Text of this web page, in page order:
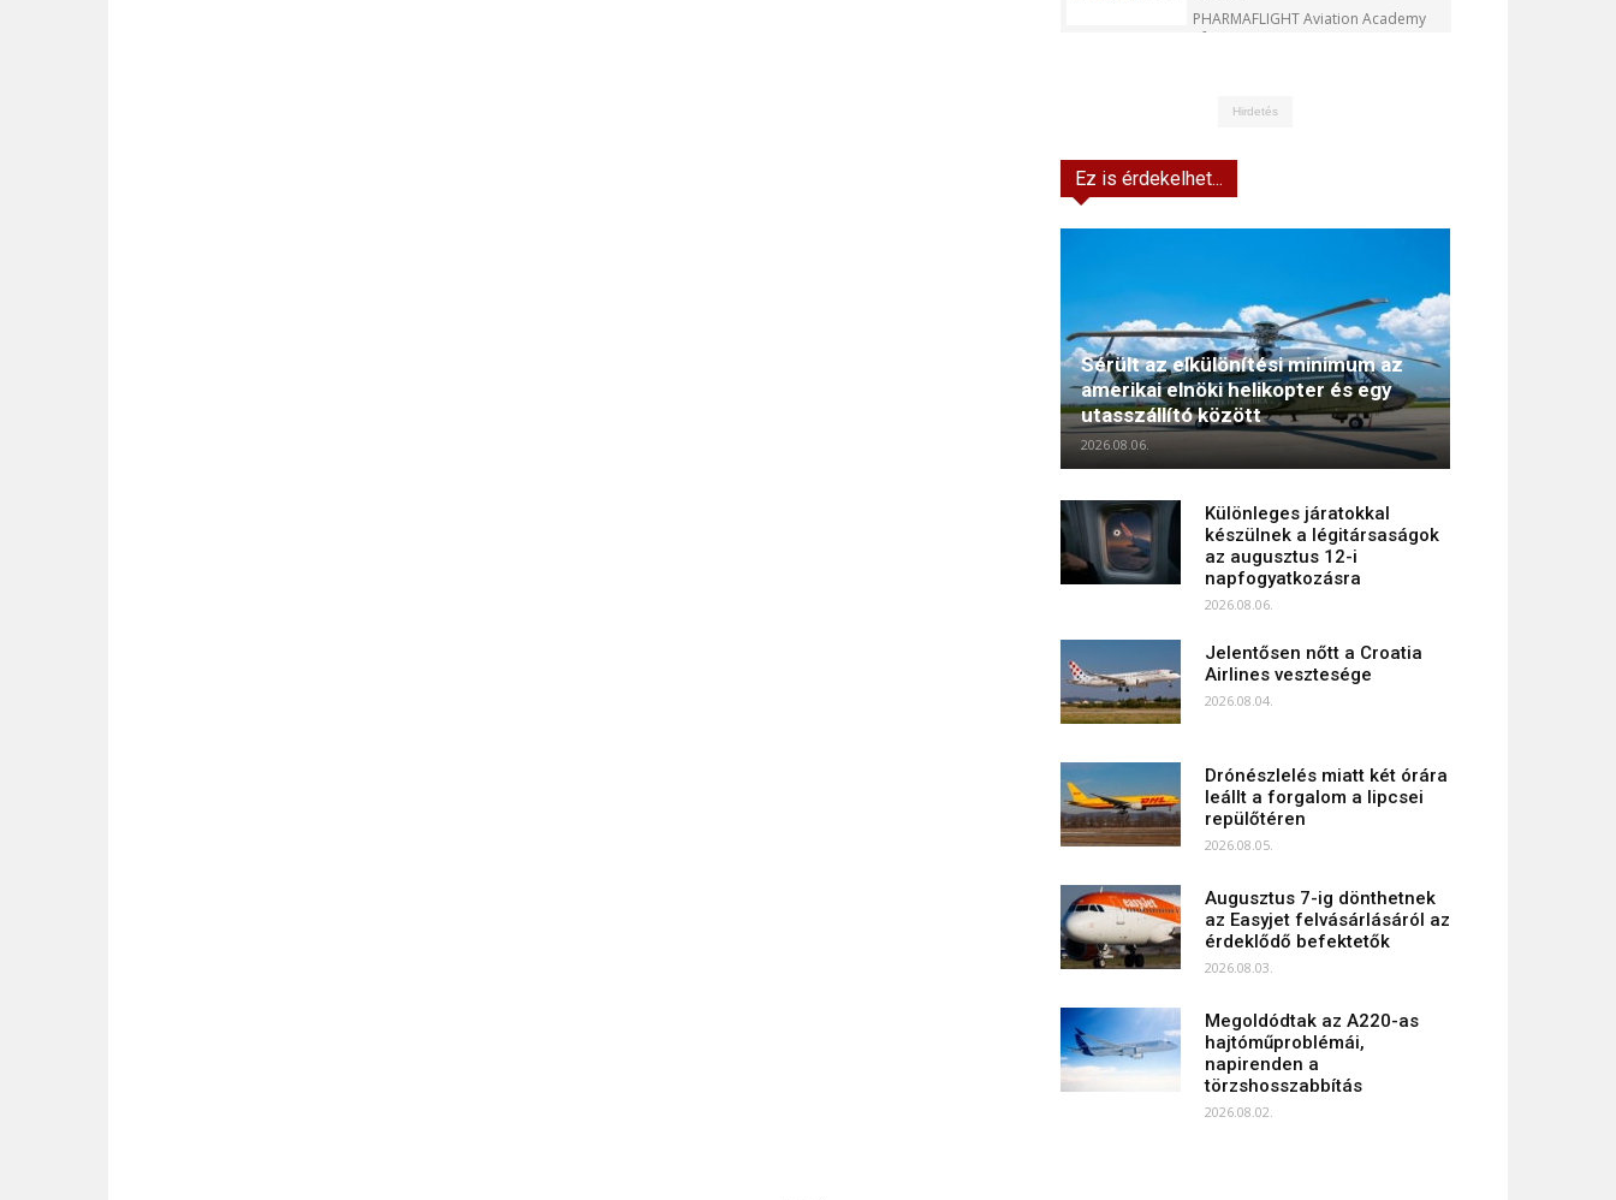
PHARMAFLIGHT Aviation Academy
Kft.
Hirdetés
Ez is érdekelhet...
Sérült az elkülönítési minimum az
amerikai elnöki helikopter és egy
utasszállító között
2026.08.06.
Különleges járatokkal
készülnek a légitársaságok
az augusztus 12-i
napfogyatkozásra
2026.08.06.
Jelentősen nőtt a Croatia
Airlines vesztesége
2026.08.04.
Drónészlelés miatt két órára
leállt a forgalom a lipcsei
repülőtéren
2026.08.05.
Augusztus 7-ig dönthetnek
az Easyjet felvásárlásáról az
érdeklődő befektetők
2026.08.03.
Megoldódtak az A220-as
hajtóműproblémái,
napirenden a
törzshosszabbítás
2026.08.02.